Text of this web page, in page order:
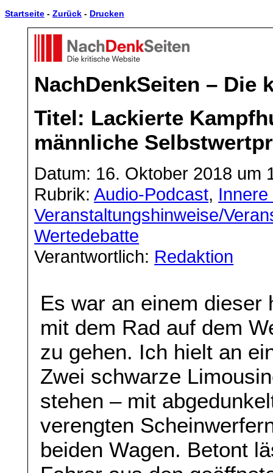
Startseite - Zurück - Drucken
NachDenkSeiten – Die
Titel: Lackierte
männliche
Datum: 16. Oktober 2018 um
Rubrik:Audio-Podcast,
Veranstaltungshinweise/
Wertedebatte
Verantwortlich: Redaktion
Es war an einem dieser
mit dem Rad auf dem
zu gehen. Ich hielt an
Zwei schwarze
stehen – mit
verengten
beiden Wagen. Betont